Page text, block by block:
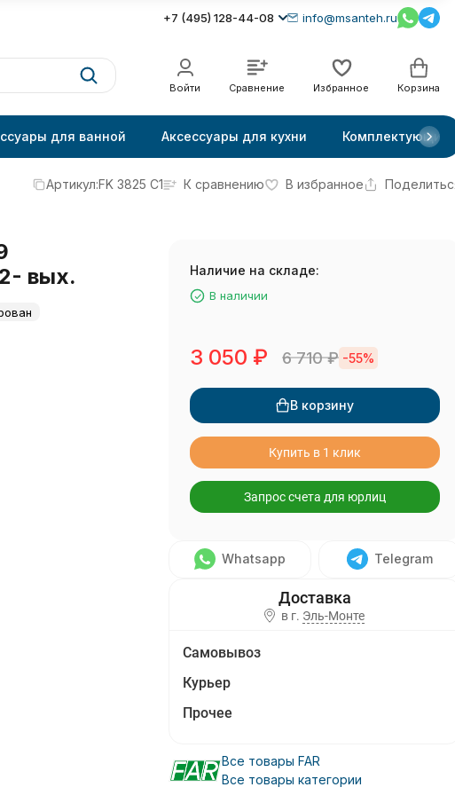
+7 (495) 128-44-08 info@msanteh.ru
Войти Сравнение Избранное Корзина
для ванной Аксессуары для кухни Комплектующие
Артикул:FK 3825 С1 К сравнению В избранное
вых.
Наличие на складе:
В наличии
3 050 ₽ 6 710₽ -55%
В корзину
Купить в 1 клик
Запрос счета для юрлиц
Whatsapp Telegram
в г. Эль-Монте
Самовывоз
Курьер
Прочее
Все товары FAR
Все товары категории